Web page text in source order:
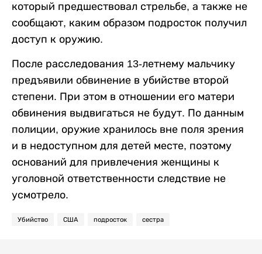
который предшествовал стрельбе, а также не
сообщают, каким образом подросток получил
доступ к оружию.
После расследования 13-летнему мальчику
предъявили обвинение в убийстве второй
степени. При этом в отношении его матери
обвинения выдвигаться не будут. По данным
полиции, оружие хранилось вне поля зрения
и в недоступном для детей месте, поэтому
оснований для привлечения женщины к
уголовной ответственности следствие не
усмотрело.
Убийство США подросток сестра